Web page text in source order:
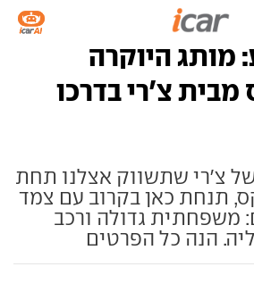
מותג היוקרה
צ'רי בדרכו
צ'רי שתשווק אצלנו תחת
תנחת כאן בקרוב עם צמד
משפחתית גדולה ורכב
הנה כל הפרטים